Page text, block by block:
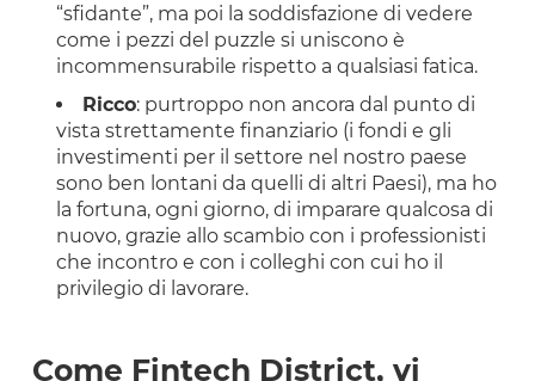
“sfidante”, ma poi la soddisfazione di vedere
come i pezzi del puzzle si uniscono è
incommensurabile rispetto a qualsiasi fatica.
Ricco: purtroppo non ancora dal punto di
vista strettamente finanziario (i fondi e gli
investimenti per il settore nel nostro paese
sono ben lontani da quelli di altri Paesi), ma ho
la fortuna, ogni giorno, di imparare qualcosa di
nuovo, grazie allo scambio con i professionisti
che incontro e con i colleghi con cui ho il
privilegio di lavorare.
Come Fintech District, vi